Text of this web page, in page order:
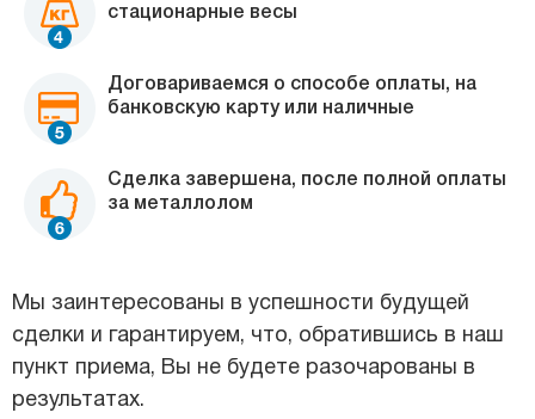
стационарные весы
Договариваемся о способе оплаты, на
банковскую карту или наличные
Сделка завершена, после полной оплаты
за металлолом
Мы заинтересованы в успешности будущей
сделки и гарантируем, что, обратившись в наш
пункт приема, Вы не будете разочарованы в
результатах.